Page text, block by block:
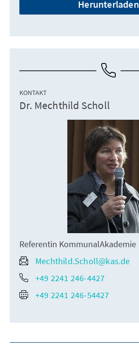
Herunterladen
KONTAKT
Dr. Mechthild Scholl
Referentin KommunalAkademie
Mechthild.Scholl@kas.de
+49 2241 246-4427
+49 2241 246-54427